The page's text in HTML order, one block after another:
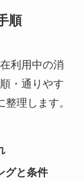
順
利用中の消
・通りやす
理します。
グと条件